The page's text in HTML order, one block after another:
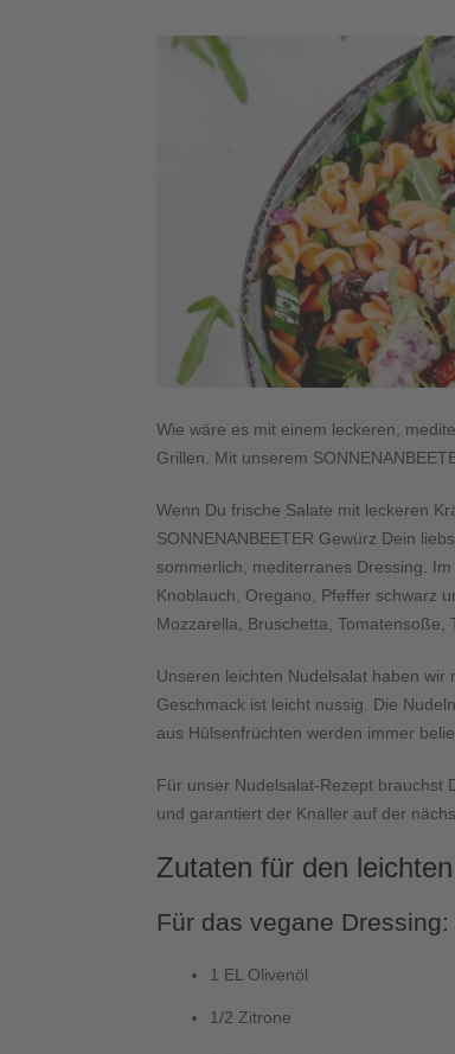
Wie wäre es mit einem leckeren,
Grillen. Mit unserem
Wenn Du frische Salate mit leckeren
SONNENANBEETER Gewürz Dein
sommerlich, mediterranes Dressing.
Knoblauch, Oregano, Pfeffer schwarz
Mozzarella, Bruschetta, Tomatensoße,
Unseren leichten Nudelsalat haben
Geschmack ist leicht nussig. Die
aus Hülsenfrüchten werden immer
Für unser Nudelsalat-Rezept brauchst
und garantiert der Knaller auf der
Zutaten für den
Für das vegane Dressing:
1 EL Olivenöl
1/2 Zitrone